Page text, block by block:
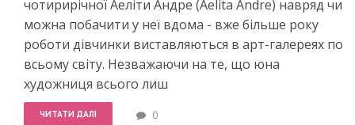
чотирирічної Аеліти Андре (Aelita Andre) навряд чи
можна побачити у неї вдома - вже більше року
роботи дівчинки виставляються в арт-галереях по
всьому світу. Незважаючи на те, що юна
художниця всього лиш
ЧИТАТИ ДАЛІ 0